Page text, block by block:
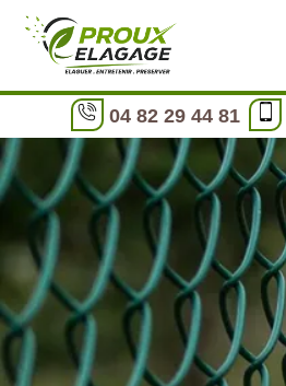
04 82 29 44 81